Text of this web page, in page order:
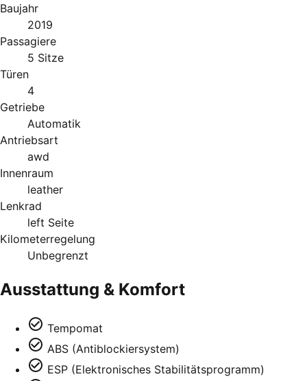
Baujahr
2019
Passagiere
5 Sitze
Türen
4
Getriebe
Automatik
Antriebsart
awd
Innenraum
leather
Lenkrad
left Seite
Kilometerregelung
Unbegrenzt
Ausstattung & Komfort
Tempomat
ABS (Antiblockiersystem)
ESP (Elektronisches Stabilitätsprogramm)